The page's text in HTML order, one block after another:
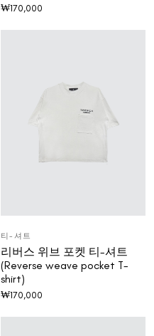
₩170,000
티-셔트
리버스 위브 포켓 티-셔트
(Reverse weave pocket T-
shirt)
₩170,000